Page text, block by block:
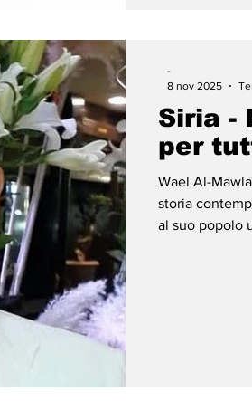
Siria -
per
Wael Al-
storia
al suo popolo
-
8 nov 2025